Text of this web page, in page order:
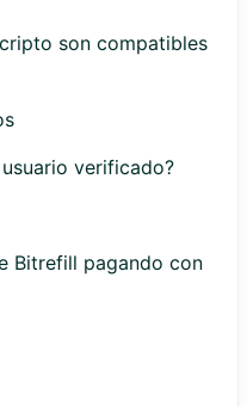
son compatibles
verificado?
Bitrefill pagando con